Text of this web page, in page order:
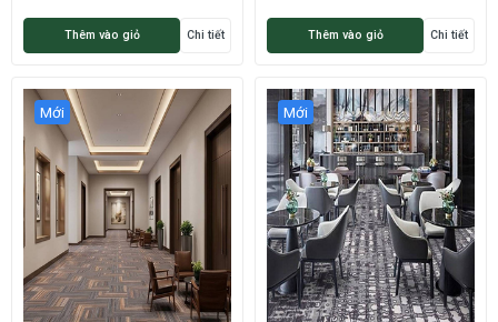
Thêm vào giỏ Chi tiết Thêm vào giỏ Chi tiết
Mới Mới